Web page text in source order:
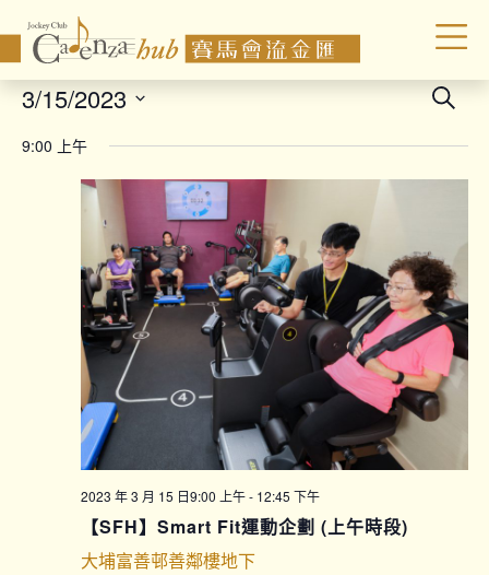
Search
3/15/2023
date.
9:00 上午
2023 年 3 月 15 日9:00 上午- 12:45 下午
【SFH】Smart Fit運動企劃 (上午時段)
大埔富善邨善鄰樓地下